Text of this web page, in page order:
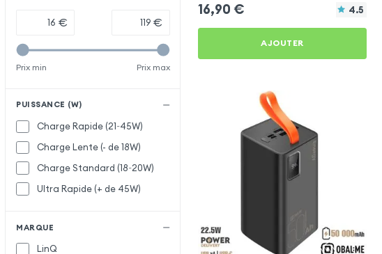
€ €
Prix min Prix max
PUISSANCE (W)
Charge Rapide (21~45W)
Charge Lente (- de 18W)
Charge Standard (18~20W)
Ultra Rapide (+ de 45W)
MARQUE
LinQ
16,90 € 4.5
AJOUTER